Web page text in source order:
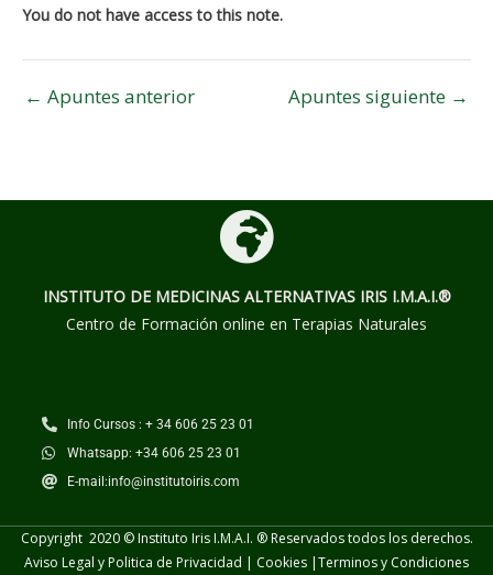
You do not have access to this note.
entradas
← Apuntes anterior Apuntes siguiente →
INSTITUTO DE MEDICINAS ALTERNATIVAS IRIS I.M.A.I.®
Centro de Formación online en Terapias Naturales
Info Cursos : + 34 606 25 23 01
Whatsapp: +34 606 25 23 01
E-mail:info@institutoiris.com
Copyright 2020 © Instituto Iris I.M.A.I. ® Reservados todos los derechos.
Aviso Legal y Politica de Privacidad | Cookies |Terminos y Condiciones